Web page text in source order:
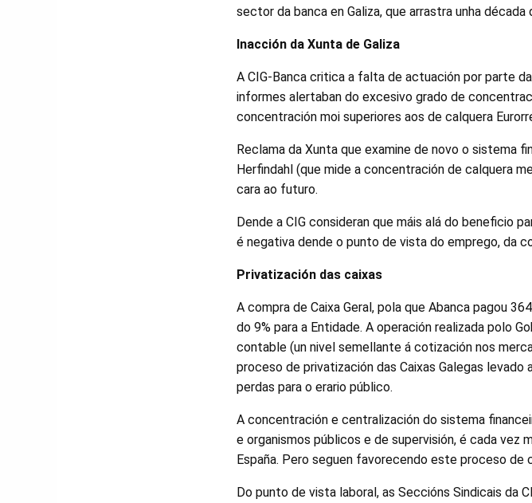
sector da banca en Galiza, que arrastra unha década
Inacción da Xunta de Galiza
A CIG-Banca critica a falta de actuación por parte
informes alertaban do excesivo grado de
concentración moi superiores aos de calquera
Reclama da Xunta que examine de novo o sistema
Herfindahl (que mide a concentración de calquera
cara ao futuro.
Dende a CIG consideran que máis alá do beneficio
é negativa dende o punto de vista do emprego, da
Privatización das caixas
A compra de Caixa Geral, pola que Abanca pagou
do 9% para a Entidade. A operación realizada polo
contable (un nivel semellante á cotización nos
proceso de privatización das Caixas Galegas
perdas para o erario público.
A concentración e centralización do sistema
e organismos públicos e de supervisión, é cada vez
España. Pero seguen favorecendo este proceso de
Do punto de vista laboral, as Seccións Sindicais da